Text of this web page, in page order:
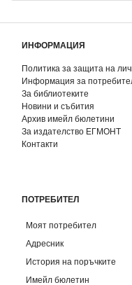
ИНФОРМАЦИЯ
Политика за защита на
Информация за
За библиотеките
Новини и събития
Архив имейл бюлетини
За издателство ЕГМОНТ
Контакти
ПОТРЕБИТЕЛ
Моят потребител
Адресник
История на поръчките
Имейл бюлетин